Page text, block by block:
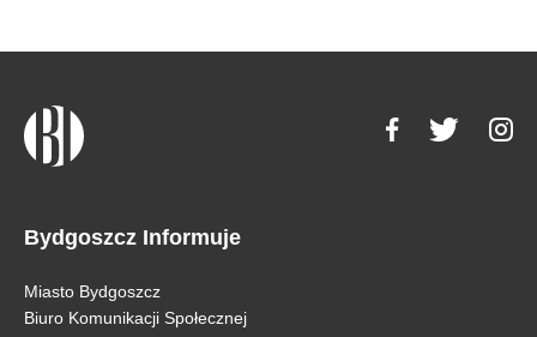
Bydgoszcz Informuje
Miasto Bydgoszcz
Biuro Komunikacji Społecznej